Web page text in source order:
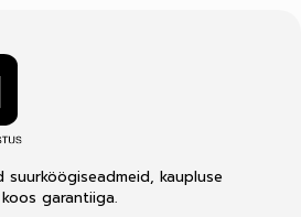
suurköögiseadmeid, kaupluse
garantiiga.